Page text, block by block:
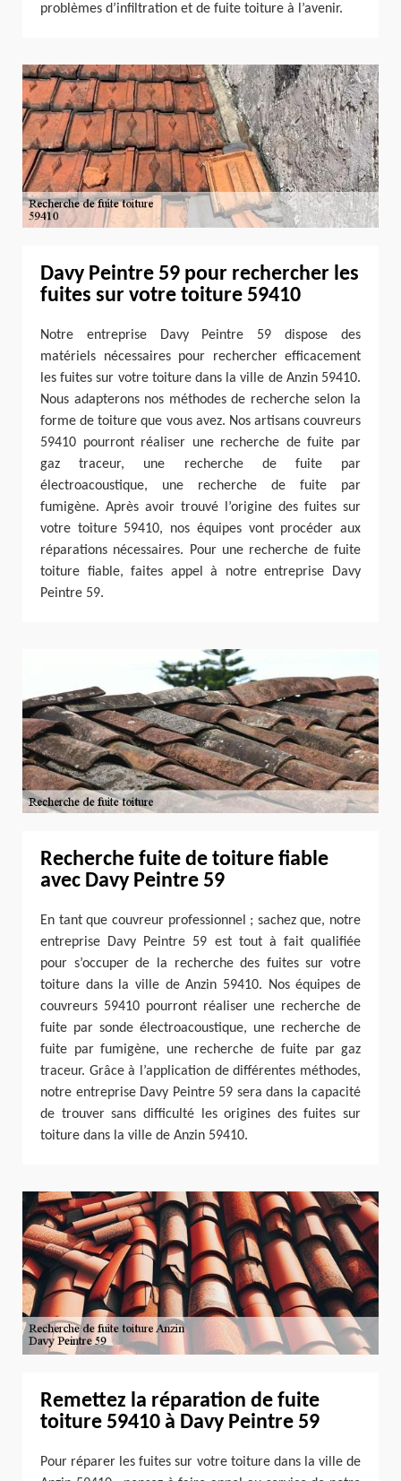
problèmes d’infiltration et de fuite toiture à l’avenir.
Davy Peintre 59 pour rechercher les
fuites sur votre toiture 59410
Notre entreprise Davy Peintre 59 dispose des
matériels nécessaires pour rechercher efficacement
les fuites sur votre toiture dans la ville de Anzin 59410.
Nous adapterons nos méthodes de recherche selon la
forme de toiture que vous avez. Nos artisans couvreurs
59410 pourront réaliser une recherche de fuite par
gaz traceur, une recherche de fuite par
électroacoustique, une recherche de fuite par
fumigène. Après avoir trouvé l’origine des fuites sur
votre toiture 59410, nos équipes vont procéder aux
réparations nécessaires. Pour une recherche de fuite
toiture fiable, faites appel à notre entreprise Davy
Peintre 59.
Recherche fuite de toiture fiable
avec Davy Peintre 59
En tant que couvreur professionnel ; sachez que, notre
entreprise Davy Peintre 59 est tout à fait qualifiée
pour s’occuper de la recherche des fuites sur votre
toiture dans la ville de Anzin 59410. Nos équipes de
couvreurs 59410 pourront réaliser une recherche de
fuite par sonde électroacoustique, une recherche de
fuite par fumigène, une recherche de fuite par gaz
traceur. Grâce à l’application de différentes méthodes,
notre entreprise Davy Peintre 59 sera dans la capacité
de trouver sans difficulté les origines des fuites sur
toiture dans la ville de Anzin 59410.
Remettez la réparation de fuite
toiture 59410 à Davy Peintre 59
Pour réparer les fuites sur votre toiture dans la ville de